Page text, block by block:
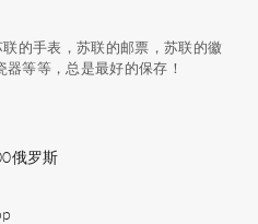
的手表，苏联的邮票，苏联的徽
等等，总是最好的保存！
俄罗斯